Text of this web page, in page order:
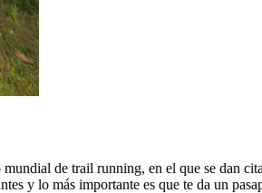
de trail running, en el que se dan
y lo más importante es que te da un